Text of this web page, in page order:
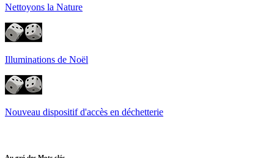
Nettoyons la Nature
Illuminations de Noël
Nouveau dispositif d'accès en déchetterie